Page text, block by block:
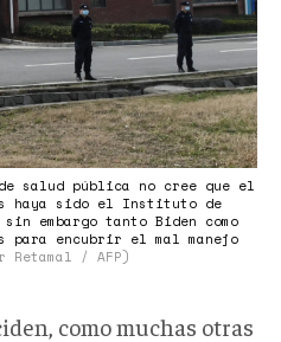
salud pública no cree que el
haya sido el Instituto de
embargo tanto Biden como
para encubrir el mal manejo
Retamal / AFP)
como muchas otras